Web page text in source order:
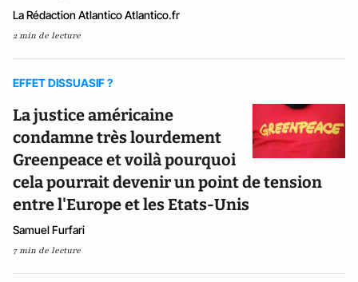
La Rédaction Atlantico Atlantico.fr
2 min de lecture
EFFET DISSUASIF ?
La justice américaine
condamne très lourdement
Greenpeace et voilà pourquoi
cela pourrait devenir un point de tension
entre l'Europe et les Etats-Unis
Samuel Furfari
7 min de lecture